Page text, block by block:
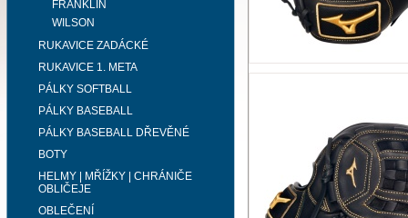
FRANKLIN
WILSON
RUKAVICE ZADÁCKÉ
RUKAVICE 1. META
PÁLKY SOFTBALL
PÁLKY BASEBALL
PÁLKY BASEBALL DŘEVĚNÉ
BOTY
HELMY | MŘÍŽKY | CHRÁNIČE
OBLIČEJE
OBLEČENÍ